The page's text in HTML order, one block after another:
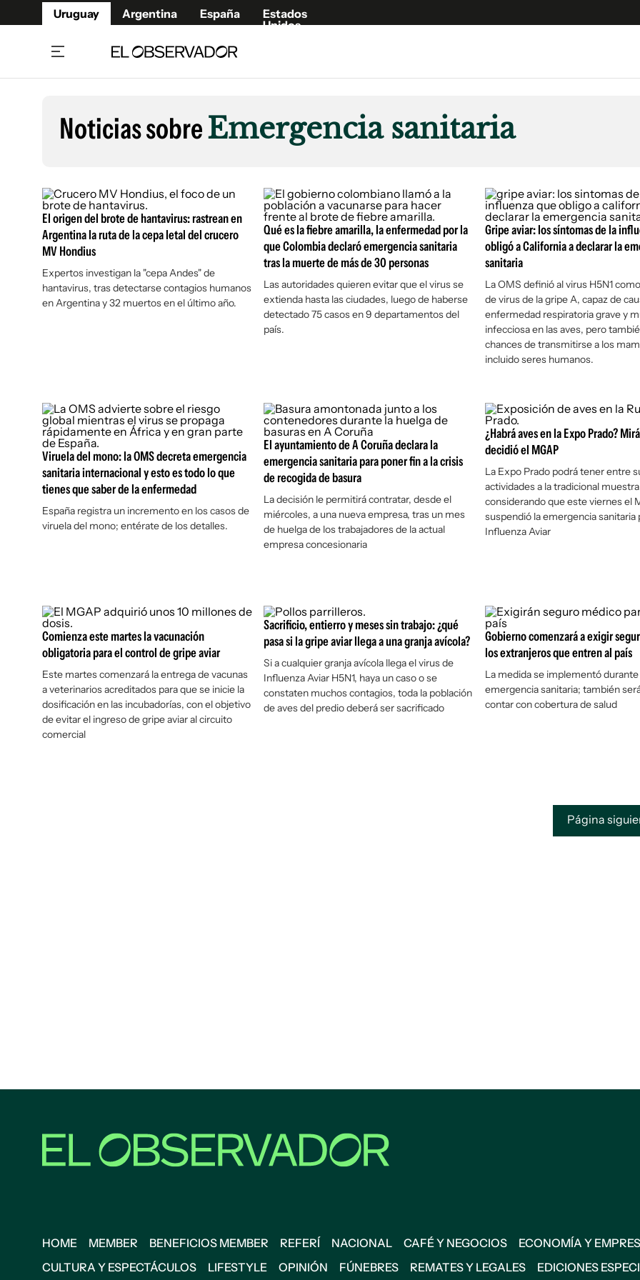
Uruguay Argentina España
Estados
Unidos
Beneficios Member
Café y Negocios
Economía y Empresas
Agro
Mundo
Cultura y Espectáculos
Fúnebres
Publicaciones
Newsletters
Argentina
España
Estados Unidos
Noticias sobreEmergencia sanitaria
El origen del brote de hantavirus: rastrean en
Argentina la ruta de la cepa letal del crucero
MV Hondius
Expertos investigan la "cepa Andes" de
hantavirus, tras detectarse contagios humanos
en Argentina y 32 muertos en el último año.
Qué es la fiebre amarilla, la enfermedad por la
que Colombia declaró emergencia sanitaria
tras la muerte de más de 30 personas
Las autoridades quieren evitar que el virus se
extienda hasta las ciudades, luego de haberse
detectado 75 casos en 9 departamentos del
país.
Gripe aviar: los síntomas de la
obligó a California a declarar la
sanitaria
La OMS definió al virus H5N1
de virus de la gripe A, capaz de
enfermedad respiratoria grave y
infecciosa en las aves, pero
chances de transmitirse a los
incluido seres humanos.
Viruela del mono: la OMS decreta emergencia
sanitaria internacional y esto es todo lo que
tienes que saber de la enfermedad
España registra un incremento en los casos de
viruela del mono; entérate de los detalles.
El ayuntamiento de A Coruña declara la
emergencia sanitaria para poner fin a la crisis
de recogida de basura
La decisión le permitirá contratar, desde el
miércoles, a una nueva empresa, tras un mes
de huelga de los trabajadores de la actual
empresa concesionaria
¿Habrá aves en la Expo Prado?
decidió el MGAP
La Expo Prado podrá tener entre
actividades a la tradicional
considerando que este viernes el
suspendió la emergencia sanitaria
Influenza Aviar
Comienza este martes la vacunación
obligatoria para el control de gripe aviar
Este martes comenzará la entrega de vacunas
a veterinarios acreditados para que se inicie la
dosificación en las incubadorías, con el objetivo
de evitar el ingreso de gripe aviar al circuito
comercial
Sacrificio, entierro y meses sin trabajo: ¿qué
pasa si la gripe aviar llega a una granja avícola?
Si a cualquier granja avícola llega el virus de
Influenza Aviar H5N1, haya un caso o se
constaten muchos contagios, toda la población
de aves del predio deberá ser sacrificado
Gobierno comenzará a exigir
los extranjeros que entren al país
La medida se implementó durante
emergencia sanitaria; también
contar con cobertura de salud
Página
HOME MEMBER BENEFICIOS MEMBER REFERÍ NACIONAL CAFÉ Y NEGOCIOS ECONOMÍA Y
CULTURA Y ESPECTÁCULOS
LIFESTYLE OPINIÓN FÚNEBRES REMATES Y LEGALES EDICIONES